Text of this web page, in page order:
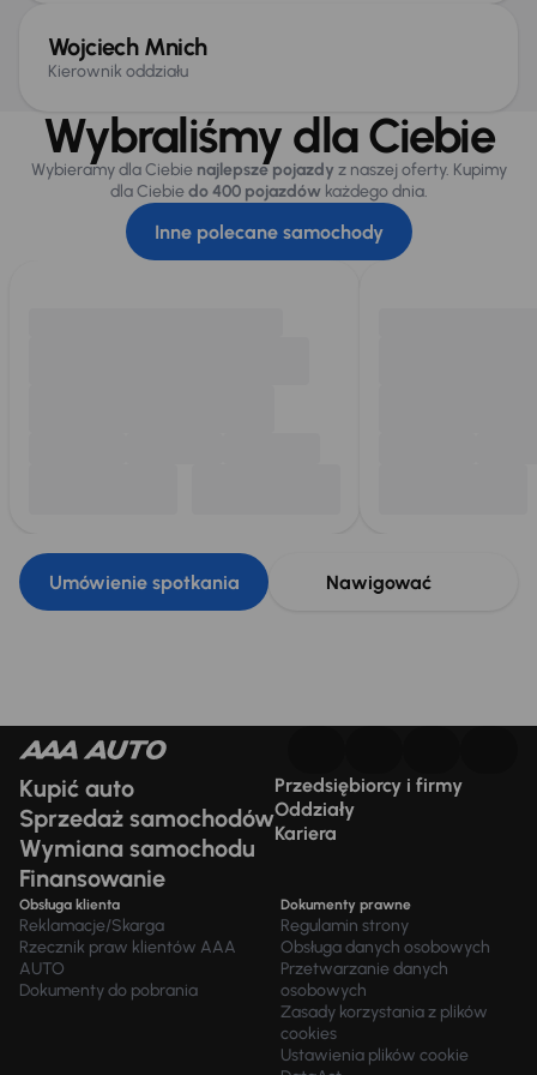
Wojciech Mnich
Kierownik oddziału
Wybraliśmy dla Ciebie
Wybieramy dla Ciebie najlepsze pojazdy z naszej oferty. Kupimy
dla Ciebiedo 400 pojazdówkażdego dnia.
Inne polecane samochody
Umówienie spotkania Nawigować
Kupić auto
Sprzedaż samochodów
Wymiana samochodu
Finansowanie
Przedsiębiorcy i firmy
Oddziały
Kariera
Obsługa klienta
Reklamacje/Skarga
Rzecznik praw klientów AAA
AUTO
Dokumenty do pobrania
Dokumenty prawne
Regulamin strony
Obsługa danych osobowych
Przetwarzanie danych
osobowych
Zasady korzystania z plików
cookies
Ustawienia plików cookie